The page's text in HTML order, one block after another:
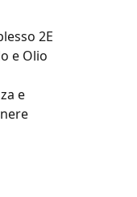
2E
e Olio
e